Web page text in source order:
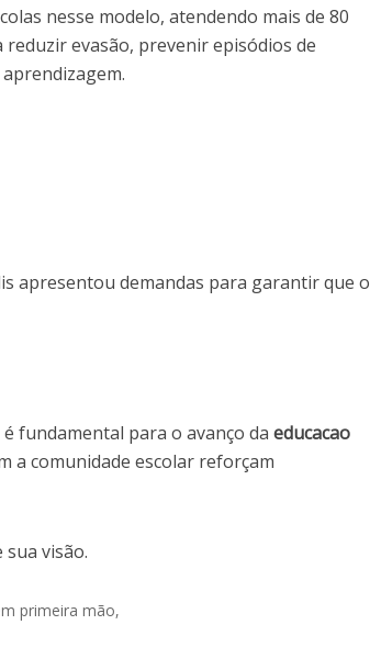
nesse modelo, atendendo mais de 80
evasão, prevenir episódios de
apresentou demandas para garantir que o
fundamental para o avanço da educacao
a comunidade escolar reforçam
visão.
primeira mão,